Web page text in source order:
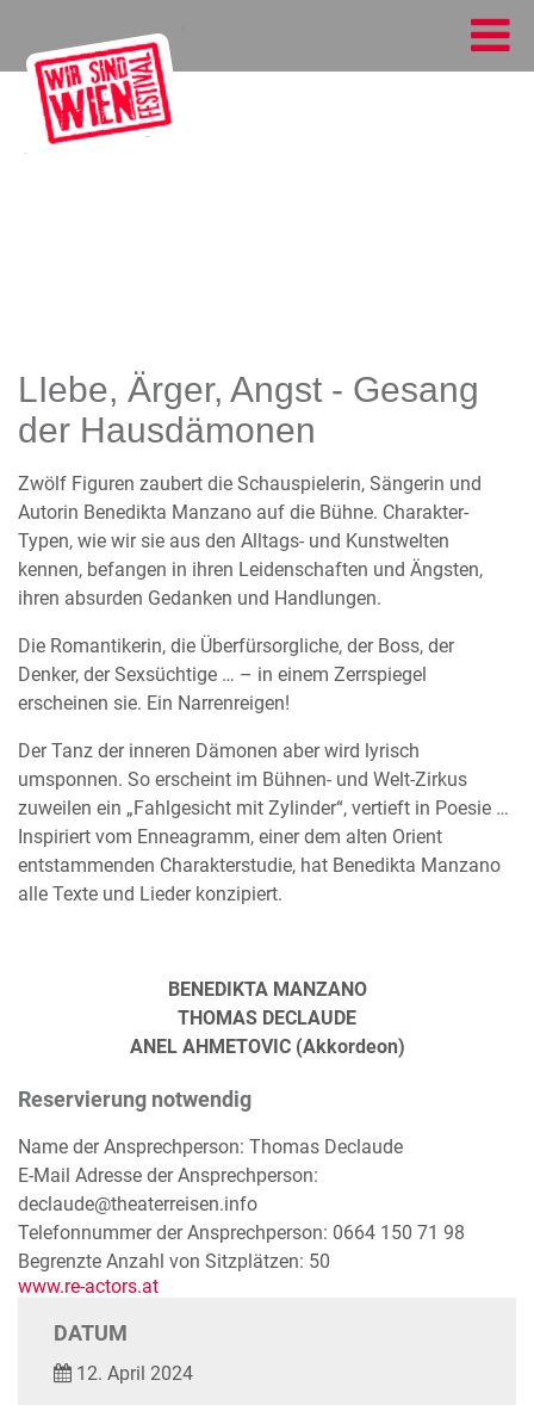
LIebe, Ärger, Angst - Gesang
der Hausdämonen
Zwölf Figuren zaubert die Schauspielerin, Sängerin und
Autorin Benedikta Manzano auf die Bühne. Charakter-
Typen, wie wir sie aus den Alltags- und Kunstwelten
kennen, befangen in ihren Leidenschaften und Ängsten,
ihren absurden Gedanken und Handlungen.
Die Romantikerin, die Überfürsorgliche, der Boss, der
Denker, der Sexsüchtige … – in einem Zerrspiegel
erscheinen sie. Ein Narrenreigen!
Der Tanz der inneren Dämonen aber wird lyrisch
umsponnen. So erscheint im Bühnen- und Welt-Zirkus
zuweilen ein „Fahlgesicht mit Zylinder“, vertieft in Poesie …
Inspiriert vom Enneagramm, einer dem alten Orient
entstammenden Charakterstudie, hat Benedikta Manzano
alle Texte und Lieder konzipiert.
BENEDIKTA MANZANO
THOMAS DECLAUDE
ANEL AHMETOVIC (Akkordeon)
Reservierung notwendig
Name der Ansprechperson: Thomas Declaude
E-Mail Adresse der Ansprechperson:
declaude@theaterreisen.info
Telefonnummer der Ansprechperson: 0664 150 71 98
Begrenzte Anzahl von Sitzplätzen: 50
www.re-actors.at
DATUM
12. April 2024